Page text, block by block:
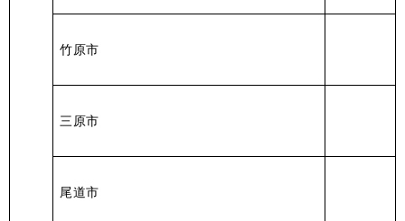
竹原市
三原市
尾道市